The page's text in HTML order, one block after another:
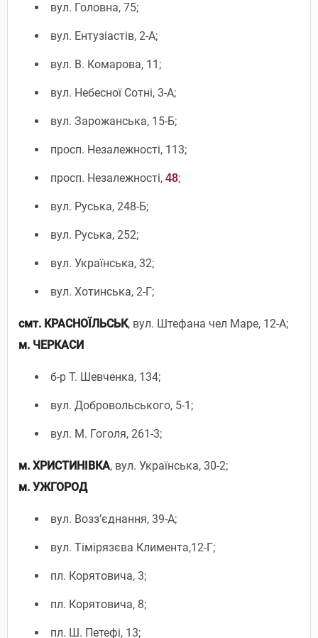
вул. Головна, 75;
вул. Ентузіастів, 2-А;
вул. В. Комарова, 11;
вул. Небесної Сотні, 3-А;
вул. Зарожанська, 15-Б;
просп. Незалежності, 113;
просп. Незалежності, 48;
вул. Руська, 248-Б;
вул. Руська, 252;
вул. Українська, 32;
вул. Хотинська, 2-Г;
смт. КРАСНОЇЛЬСЬК, вул. Штефана чел Маре, 12-А;
м. ЧЕРКАСИ
б-р Т. Шевченка, 134;
вул. Добровольського, 5-1;
вул. М. Гоголя, 261-3;
м. ХРИСТИНІВКА, вул. Українська, 30-2;
м. УЖГОРОД
вул. Возз’єднання, 39-А;
вул. Тімірязєва Климента,12-Г;
пл. Корятовича, 3;
пл. Корятовича, 8;
пл. Ш. Петефі, 13;